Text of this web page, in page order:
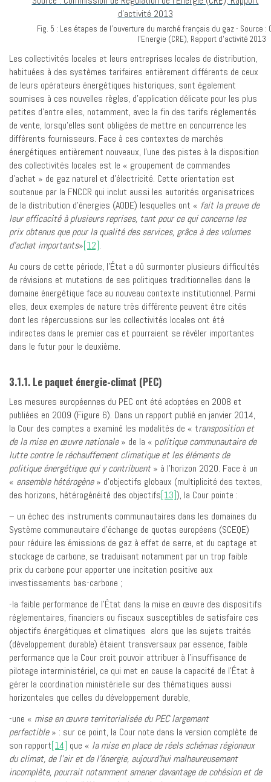
Fig. 5 : Les étapes de l’ouverture du marché français du gaz - Source
l’Energie (CRE), Rapport d’activité 2013
Les collectivités locales et leurs entreprises locales de distribution,
habituées à des systèmes tarifaires entièrement différents de ceux
de leurs opérateurs énergétiques historiques, sont également
soumises à ces nouvelles règles, d’application délicate pour les plus
petites d’entre elles, notamment, avec la fin des tarifs réglementés
de vente, lorsqu’elles sont obligées de mettre en concurrence les
différents fournisseurs. Face à ces contextes de marchés
énergétiques entièrement nouveaux, l’une des pistes à la disposition
des collectivités locales est le « groupement de commandes
d’achat » de gaz naturel et d’électricité. Cette orientation est
soutenue par la FNCCR qui inclut aussi les autorités organisatrices
de la distribution d’énergies (AODE) lesquelles ont « fait la preuve de
leur efficacité à plusieurs reprises, tant pour ce qui concerne les
prix obtenus que pour la qualité des services, grâce à des volumes
d’achat importants»[12].
Au cours de cette période, l’État a dû surmonter plusieurs difficultés
de révisions et mutations de ses politiques traditionnelles dans le
domaine énergétique face au nouveau contexte institutionnel. Parmi
elles, deux exemples de nature très différente peuvent être cités
dont les répercussions sur les collectivités locales ont été
indirectes dans le premier cas et pourraient se révéler importantes
dans le futur pour le deuxième.
3.1.1. Le paquet énergie-climat (PEC)
Les mesures européennes du PEC ont été adoptées en 2008 et
publiées en 2009 (Figure 6). Dans un rapport publié en janvier 2014,
la Cour des comptes a examiné les modalités de « transposition et
de la mise en œuvre nationale» de la « politique communautaire de
lutte contre le réchauffement climatique et les éléments de
politique énergétique qui y contribuent» à l’horizon 2020. Face à un
« ensemble hétérogène» d’objectifs globaux (multiplicité des textes,
des horizons, hétérogénéité des objectifs[13]), la Cour pointe :
– un échec des instruments communautaires dans les domaines du
Système communautaire d’échange de quotas européens (SCEQE)
pour réduire les émissions de gaz à effet de serre, et du captage et
stockage de carbone, se traduisant notamment par un trop faible
prix du carbone pour apporter une incitation positive aux
investissements bas-carbone ;
-la faible performance de l’État dans la mise en œuvre des dispositifs
réglementaires, financiers ou fiscaux susceptibles de satisfaire ces
objectifs énergétiques et climatiques alors que les sujets traités
(développement durable) étaient transversaux par essence, faible
performance que la Cour croit pouvoir attribuer à l’insuffisance de
pilotage interministériel, ce qui met en cause la capacité de l’État à
gérer la coordination ministérielle sur des thématiques aussi
horizontales que celles du développement durable,
-une « mise en œuvre territorialisée du PEC largement
perfectible» : sur ce point, la Cour note dans la version complète de
son rapport[14] que « la mise en place de réels schémas régionaux
du climat, de l’air et de l’énergie, aujourd’hui malheureusement
incomplète, pourrait notamment amener davantage de cohésion et de